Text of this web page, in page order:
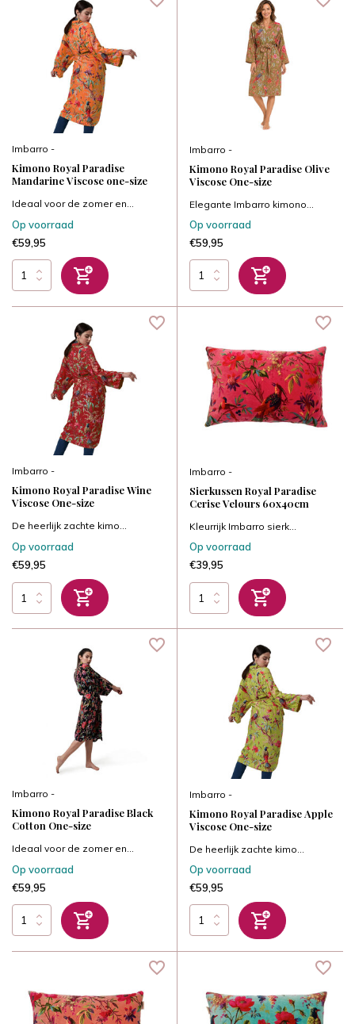
Imbarro -
Kimono Royal Paradise
Mandarine Viscose one-size
Ideaal voor de zomer en...
Op voorraad
€59,95
Imbarro -
Kimono Royal Paradise Olive
Viscose One-size
Elegante Imbarro kimono...
Op voorraad
€59,95
Imbarro -
Kimono Royal Paradise Wine
Viscose One-size
De heerlijk zachte kimo...
Op voorraad
€59,95
Imbarro -
Sierkussen Royal Paradise
Cerise Velours 60x40cm
Kleurrijk Imbarro sierk...
Op voorraad
€39,95
Imbarro -
Kimono Royal Paradise Black
Cotton One-size
Ideaal voor de zomer en...
Op voorraad
€59,95
Imbarro -
Kimono Royal Paradise Apple
Viscose One-size
De heerlijk zachte kimo...
Op voorraad
€59,95